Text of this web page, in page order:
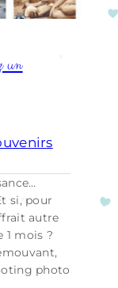
un
si, pour
autre
1 mois ?
photo